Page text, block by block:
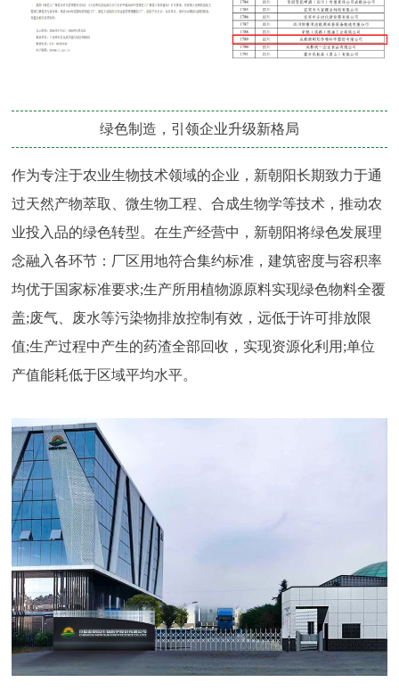
绿色制造，引领企业升级新格局
作为专注于农业生物技术领域的企业，新朝阳长期致力于通
过天然产物萃取、微生物工程、合成生物学等技术，推动农
业投入品的绿色转型。在生产经营中，新朝阳将绿色发展理
念融入各环节：厂区用地符合集约标准，建筑密度与容积率
均优于国家标准要求;生产所用植物源原料实现绿色物料全覆
盖;废气、废水等污染物排放控制有效，远低于许可排放限
值;生产过程中产生的药渣全部回收，实现资源化利用;单位
产值能耗低于区域平均水平。